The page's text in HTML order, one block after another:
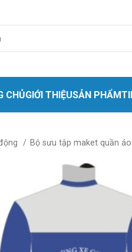
phục cá nhân
phản quang
tập maket quần áo
áo chịu hóa chất
CHỦGIỚI THIỆUSẢN PHẨM
Bộ sưu tập maket quần áo